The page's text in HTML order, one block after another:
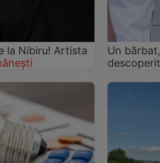
la Nibiru! Artista
Un